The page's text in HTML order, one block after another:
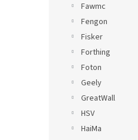
Fawmc
Fengon
Fisker
Forthing
Foton
Geely
GreatWall
HSV
HaiMa